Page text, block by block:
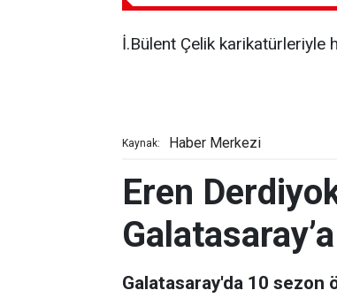
İ.Bülent Çelik karikatürleriyle
Kaynak: Haber Merkezi
Eren
Galatasaray'da 10 sezon